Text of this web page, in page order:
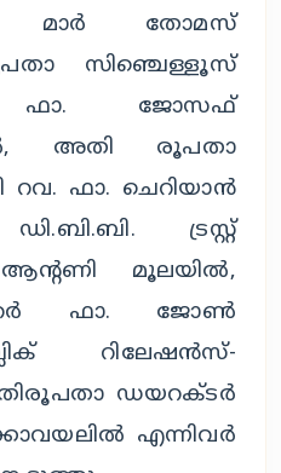
മാർ തോമസ്
സിഞ്ചെള്ളൂസ്
ഫാ. ജോസഫ്
അതി രൂപതാ
റവ. ഫാ. ചെറിയാൻ
ട്രസ്റ്റ്
മൂലയിൽ,
ഫാ. ജോൺ
റിലേഷൻസ്-
ഡയറക്ടർ
എന്നിവർ